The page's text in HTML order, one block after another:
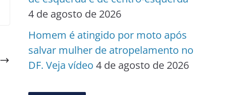
4 de agosto de 2026
Homem é atingido por moto após
salvar mulher de atropelamento no
DF. Veja vídeo 4 de agosto de 2026